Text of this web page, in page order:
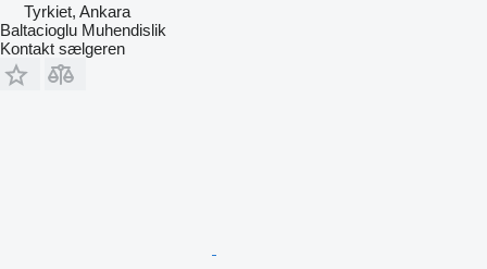
Tyrkiet, Ankara
Baltacioglu Muhendislik
Kontakt sælgeren